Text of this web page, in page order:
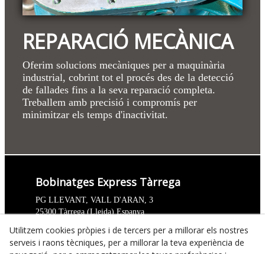
REPARACIÓ MECÀNICA
Oferim solucions mecàniques per a maquinària
industrial, cobrint tot el procés des de la detecció
de fallades fins a la seva reparació completa.
Treballem amb precisió i compromís per
minimitzar els temps d'inactivitat.
Bobinatges Express Tàrrega
PG LLEVANT, VALL D'ARAN, 3
25300 Tàrrega(Lleida)Espanya
973 31 12 52
info@bobinatgesexpress.com
Utilitzem cookies pròpies i de tercers per a millorar els nostres
serveis i raons tècniques, per a millorar la teva experiència de